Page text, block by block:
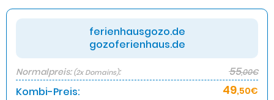
ferienhausgozo.de
gozoferienhaus.de
Normalpreis:(2x Domains): 55,00€
Kombi-Preis: 49,50€